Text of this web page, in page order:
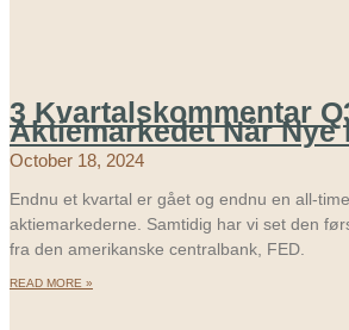
3 Kvartalskommentar
Aktiemarkedet Når Nye
October 18, 2024
Endnu et kvartal er gået og endnu en all-
aktiemarkederne. Samtidig har vi set den
fra den amerikanske centralbank, FED.
READ MORE »